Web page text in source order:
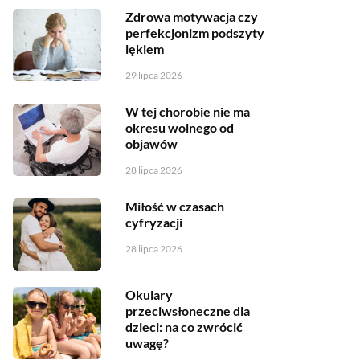
Zdrowa motywacja czy
perfekcjonizm podszyty
lękiem
29 lipca 2026
W tej chorobie nie ma
okresu wolnego od
objawów
28 lipca 2026
Miłość w czasach
cyfryzacji
28 lipca 2026
Okulary
przeciwsłoneczne dla
dzieci: na co zwrócić
uwagę?